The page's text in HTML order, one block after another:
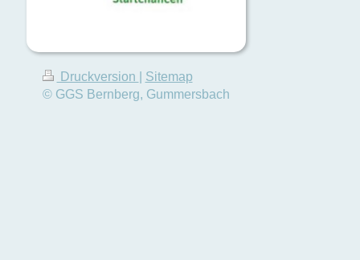
Druckversion
Sitemap
© GGS Bernberg, Gummersbach